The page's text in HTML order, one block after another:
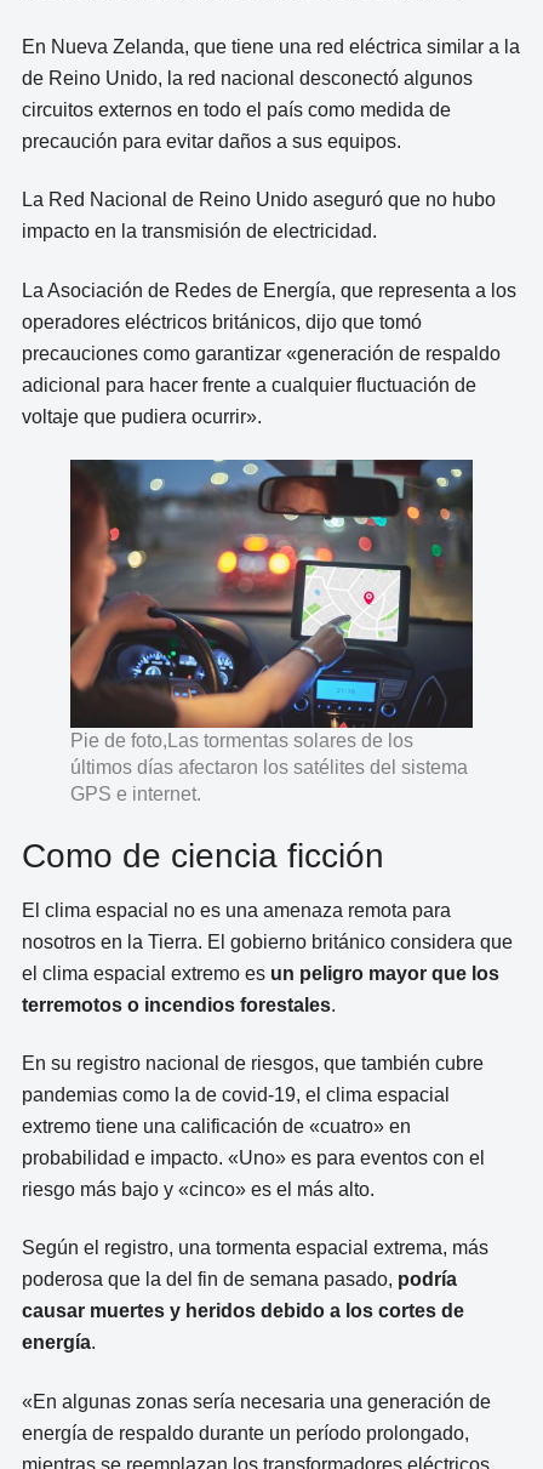
En Nueva Zelanda, que tiene una red eléctrica similar a la
de Reino Unido, la red nacional desconectó algunos
circuitos externos en todo el país como medida de
precaución para evitar daños a sus equipos.
La Red Nacional de Reino Unido aseguró que no hubo
impacto en la transmisión de electricidad.
La Asociación de Redes de Energía, que representa a los
operadores eléctricos británicos, dijo que tomó
precauciones como garantizar «generación de respaldo
adicional para hacer frente a cualquier fluctuación de
voltaje que pudiera ocurrir».
Pie de foto,Las tormentas solares de los
últimos días afectaron los satélites del sistema
GPS e internet.
Como de ciencia ficción
El clima espacial no es una amenaza remota para
nosotros en la Tierra. El gobierno británico considera que
el clima espacial extremo es un peligro mayor que los
terremotos o incendios forestales.
En su registro nacional de riesgos, que también cubre
pandemias como la de covid-19, el clima espacial
extremo tiene una calificación de «cuatro» en
probabilidad e impacto. «Uno» es para eventos con el
riesgo más bajo y «cinco» es el más alto.
Según el registro, una tormenta espacial extrema, más
poderosa que la del fin de semana pasado, podría
causar muertes y heridos debido a los cortes de
energía.
«En algunas zonas sería necesaria una generación de
energía de respaldo durante un período prolongado,
mientras se reemplazan los transformadores eléctricos